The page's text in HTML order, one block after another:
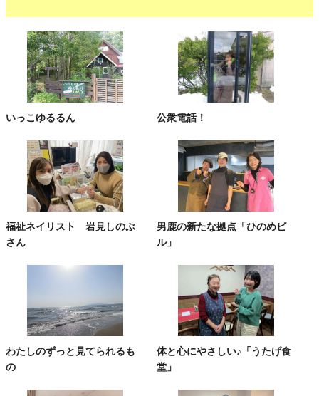
いっこゆるるん 公衆電話！
福祉ネイリスト 岩見しのぶ
さん
男鹿の新たな拠点「ひのめビ
ル」
わたしのずっと見てられるも
の
体と心にやさしい♪「うたげ食
堂」